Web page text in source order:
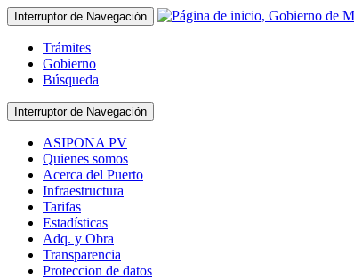
Interruptor de Navegación
Trámites
Gobierno
Búsqueda
Interruptor de Navegación
ASIPONA PV
Quienes somos
Acerca del Puerto
Infraestructura
Tarifas
Estadísticas
Adq. y Obra
Transparencia
Proteccion de datos